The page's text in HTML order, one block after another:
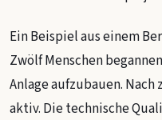
Ein Beispiel aus einem
Zwölf Menschen
Anlage aufzubauen. Nach
aktiv. Die technische